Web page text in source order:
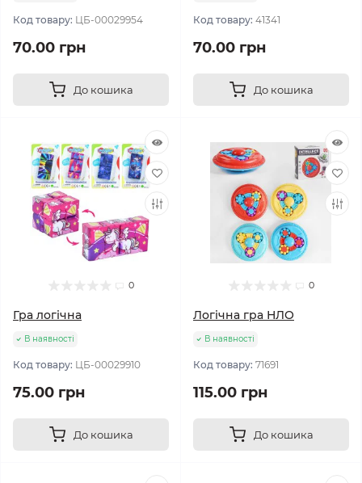
Код товару: ЦБ-00029954
70.00 грн
До кошика
Код товару: 41341
70.00 грн
До кошика
0
Гра логічна
В наявності
Код товару: ЦБ-00029910
75.00 грн
До кошика
0
Логічна гра НЛО
В наявності
Код товару: 71691
115.00 грн
До кошика